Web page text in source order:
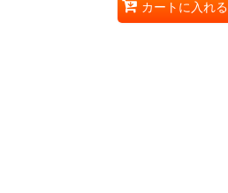
カートに入れる